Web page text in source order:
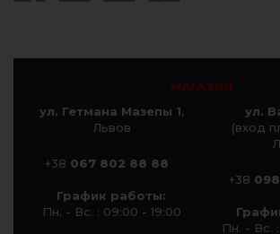
МАГАЗИН
ул. Гетмана Мазепы 1,
Львов
+38 067 802 88 88
График работы:
Пн. - Вс. : 09:00 - 19:00
ул.
(вход
+38
Пн. - Вс.